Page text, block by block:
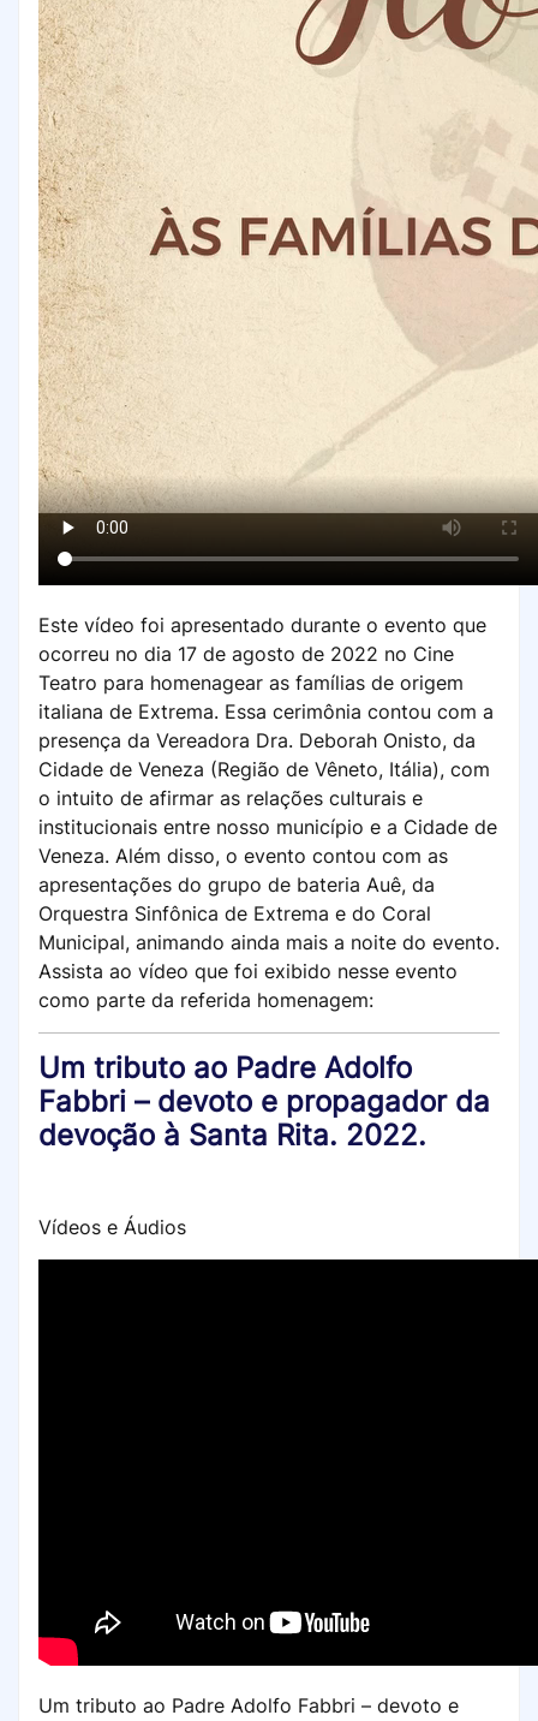
Este vídeo foi apresentado durante o evento que
ocorreu no dia 17 de agosto de 2022 no Cine
Teatro para homenagear as famílias de origem
italiana de Extrema. Essa cerimônia contou com a
presença da Vereadora Dra. Deborah Onisto, da
Cidade de Veneza (Região de Vêneto, Itália), com
o intuito de afirmar as relações culturais e
institucionais entre nosso município e a Cidade de
Veneza. Além disso, o evento contou com as
apresentações do grupo de bateria Auê, da
Orquestra Sinfônica de Extrema e do Coral
Municipal, animando ainda mais a noite do evento.
Assista ao vídeo que foi exibido nesse evento
como parte da referida homenagem:
Um tributo ao Padre Adolfo
Fabbri – devoto e propagador da
devoção à Santa Rita. 2022.
Vídeos e Áudios
Um tributo ao Padre Adolfo Fabbri – devoto e